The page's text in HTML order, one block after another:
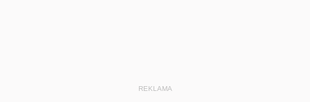
REKLAMA